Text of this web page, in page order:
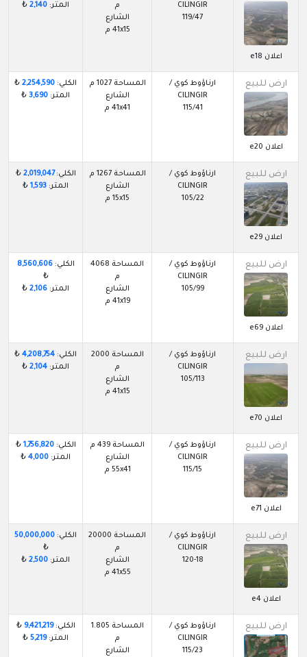
اعلان e18
CILINGIR
119/47
م
الشارع
41x15 م
المتر: 2,140
₺
ارض للبيع
اعلان e20
ارناؤوط كوي /
CILINGIR
115/41
المساحة 1027 م
الشارع
41x41 م
الكلي: 2,254,590
₺
المتر: 3,690
₺
ارض للبيع
اعلان e29
ارناؤوط كوي /
CILINGIR
105/22
المساحة 1267 م
الشارع
15x15 م
الكلي:2,019,047
₺
المتر: 1,593
₺
ارض للبيع
اعلان e69
ارناؤوط كوي /
CILINGIR
105/99
المساحة 4068
م
الشارع
41x19 م
الكلي:8,560,606
₺
المتر: 2,106
₺
ارض للبيع
اعلان e70
ارناؤوط كوي /
CILINGIR
105/113
المساحة 2000
م
الشارع
41x15 م
الكلي: 4,208,754
₺
المتر: 2,104
₺
ارض للبيع
اعلان e71
ارناؤوط كوي /
CILINGIR
115/15
المساحة 439 م
الشارع
55x41 م
الكلي:1,756,820
₺
المتر: 4,000
₺
ارض للبيع
اعلان e4
ارناؤوط كوي /
CILINGIR
120-18
المساحة 20000
م
الشارع
41x55 م
الكلي: 50,000,000
₺
المتر: 2,500
₺
ارض للبيع
ارناؤوط كوي /
CILINGIR
115/23
المساحة 1.805
م
الشارع
الكلي:9,421,219
₺
المتر:5,219
₺